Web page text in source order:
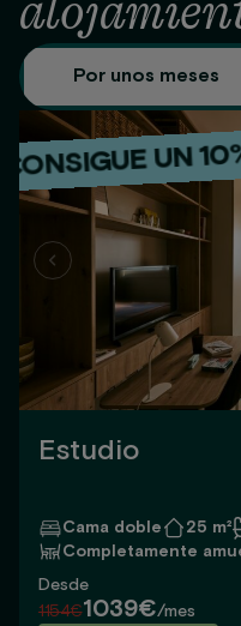
Por unos meses
UN 10% OFF!
Estudio
Cama doble 25 m²
Completamente
Desde
1154€1039€/mes
¡CONSIGUE